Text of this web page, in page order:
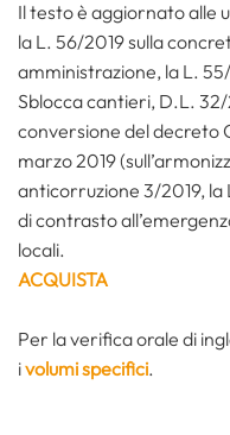
Il testo è aggiornato alle
la L. 56/2019 sulla
amministrazione, la L.
Sblocca cantieri, D.L.
conversione del decreto
marzo 2019
anticorruzione 3/2019,
di contrasto
locali.
ACQUISTA
Per la verifica orale di
ivolumi specifici.